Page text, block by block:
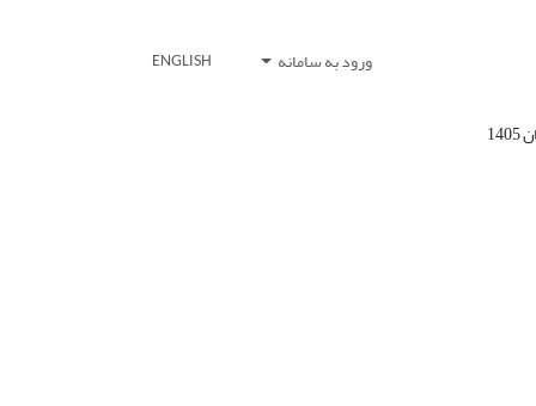
ورود به سامانه ENGLISH